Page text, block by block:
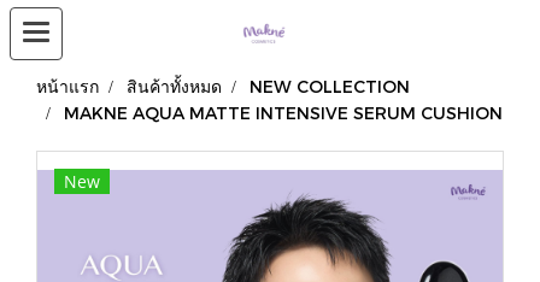
หน้าแรก สินค้าทั้งหมด
NEW COLLECTION
MAKNE AQUA MATTE INTENSIVE SERUM CUSHION
New